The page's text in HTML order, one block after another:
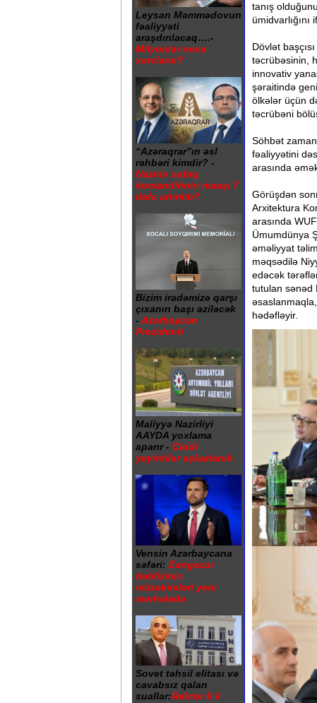
Leysan Məmmədovun
fəaliyyəti
araşdırılacaq….-
Milyonlar necə
xərclənir?
“Azəraqrar”ın əsl
rəhbəri kimdir? -
Nazirin sabiq
komandirinin maaşı 7
dəfə artırılıb?
Bizim iradəmizə qarşı
çıxanın başı əziləcək
- Azərbaycan
Prezidenti
Maliyyə Nazirliyi
AAYDA yoxlama
aparır - Ciddi
yeyintilər aşkarlanıb
Vensin Azərbaycana
səfəri: Zəngəzur
dəhlizinin
müzakirələri yeni
mərhələdə
Sovet təhsil elitası və
cavabsız qalan
suallar:Rektor 6 il
tanış
ümidvarlığını
Dövlət
təcrübəsinin,
innovativ
şəraitində
ölkələr üçün
təcrübəni
Söhbət
fəaliyyətini
arasında
Görüşdən
Arxitektura
arasında
Ümumdünya
əməliyyat
məqsədilə
edəcək
tutulan sənəd
hədəfləyir.